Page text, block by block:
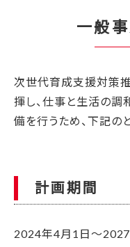
一般
次世代育成支援対策
揮し、仕事と生活の調
備を行うため、下記の
計画期間
2024年4月1日～